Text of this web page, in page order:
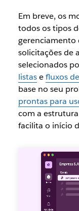
Em breve, os
todos os tipos
gerenciamento
solicitações de
selecionados
listasefluxos
base no seu
prontas para
com a
facilita o início